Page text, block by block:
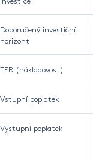
Doporučený investiční
horizont
TER (nákladovost)
Vstupní poplatek
Výstupní poplatek